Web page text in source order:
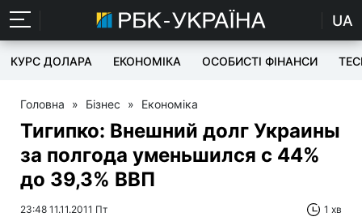
UA
КУРС ДОЛАРА ЕКОНОМІКА ОСОБИСТІ ФІНАНСИ
Головна » Бізнес » Економіка
Тигипко: Внешний долг Украины
за полгода уменьшился с 44%
до 39,3% ВВП
23:48 11.11.2011 Пт 1 хв